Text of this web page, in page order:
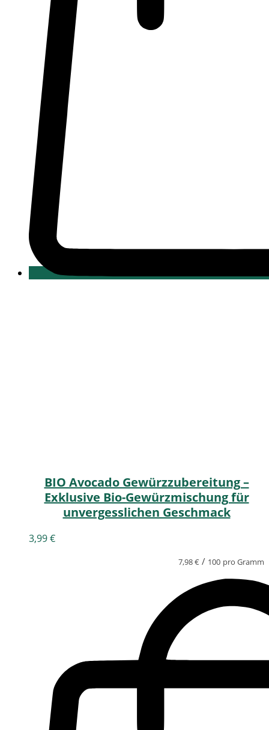
BIO Avocado Gewürzzubereitung –
Exklusive Bio-Gewürzmischung für
unvergesslichen Geschmack
3,99€
7,98€ / 100 pro Gramm